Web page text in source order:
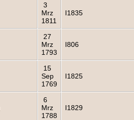
3
Mrz
1811
I1835
27
Mrz
1793
I806
15
Sep
1769
I1825
6
Mrz
1788
I1829